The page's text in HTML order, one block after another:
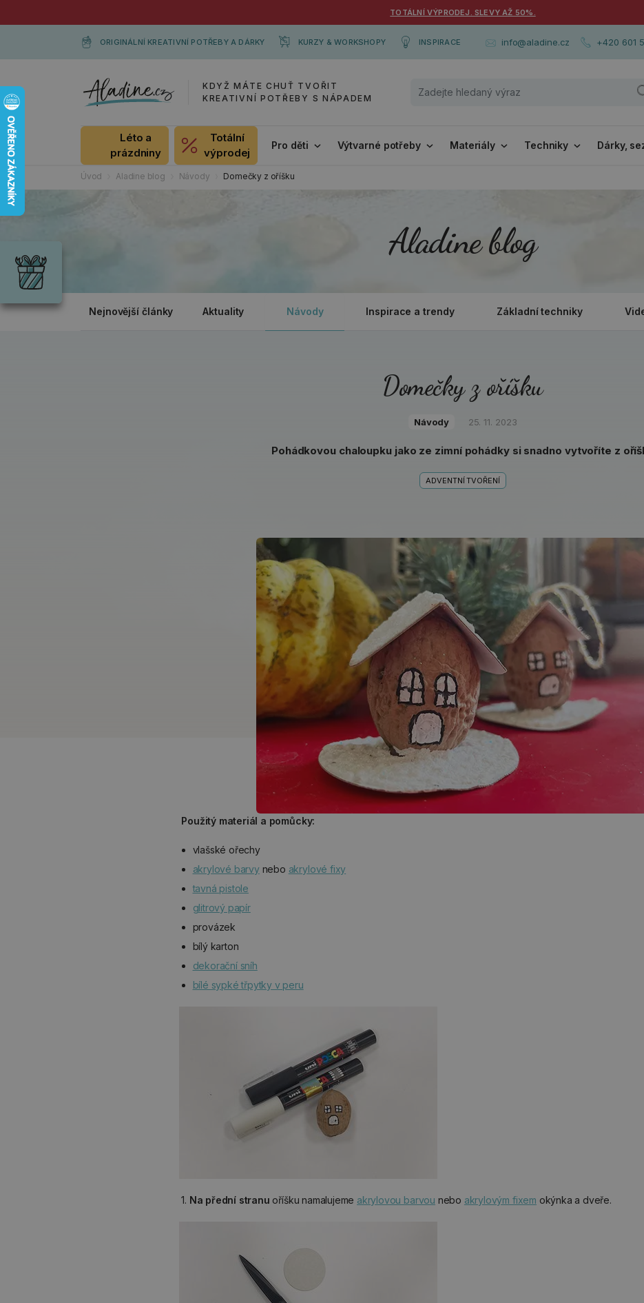
TOTÁLNÍ VÝPRODEJ. SLEVY AŽ 50%.
ORIGINÁLNÍ KREATIVNÍ POTŘEBY A DÁRKY KURZY & WORKSHOPY INSPIRACE info@aladine.cz +420 601
KDYŽ MÁTE CHUŤ TVOŘIT
KREATIVNÍ POTŘEBY S NÁPADEM
Léto a
prázdniny
Totální
výprodej
Pro děti Výtvarné potřeby Materiály Techniky Dárky,
Úvod Aladine blog Návody Domečky z oříšku
Aladine blog
Nejnovější články Aktuality Návody Inspirace a trendy Základní techniky
Domečky z oříšku
Návody 25. 11. 2023
Pohádkovou chaloupku jako ze zimní pohádky si snadno vytvoříte z
ADVENTNÍ TVOŘENÍ
Použitý materiál a pomůcky:
vlašské ořechy
akrylové barvy nebo akrylové fixy
tavná pistole
glitrový papír
provázek
bílý karton
dekorační sníh
bílé sypké třpytky v peru
1. Na přední stranu oříšku namalujeme akrylovou barvou nebo akrylovým fixem okýnka a dveře.
každou
příležitost